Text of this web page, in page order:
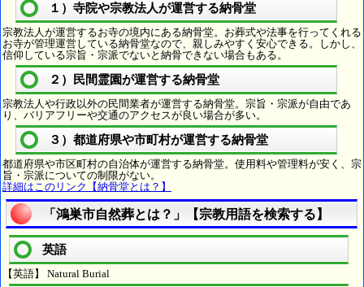
１）寺院や宗教法人が運営する納骨堂
宗教法人が運営するお寺の境内にある納骨堂。お葬式や法事を行ってくれる
お寺が管理運営している納骨堂なので、親しみやすく安心できる。しかし、
信仰している宗旨・宗派でないと納骨できない場合もある。
２）民間霊園が運営する納骨堂
宗教法人や行政以外の民間業者が運営する納骨堂。宗旨・宗派が自由であ
り、バリアフリーや交通のアクセスが良い場合が多い。
３）都道府県や市町村が運営する納骨堂
都道府県や市区町村の自治体が運営する納骨堂。使用料や管理料が安く、宗
旨・宗派についての制限がない。
詳細はこのリンク【納骨堂とは？】
「鴻巣市自然葬とは？」【宗教用語を検索する】
英語
【英語】 Natural Burial